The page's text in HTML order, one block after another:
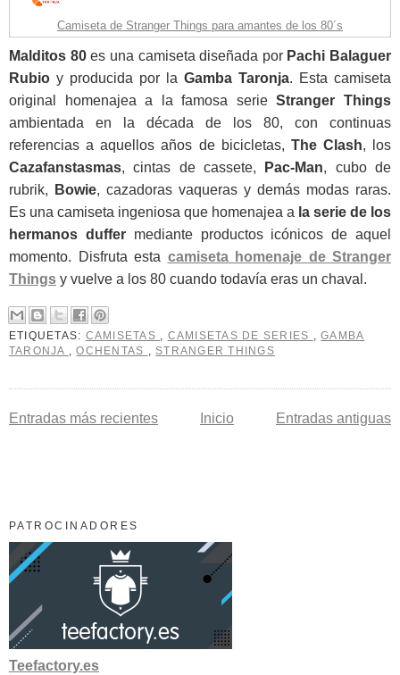
Camiseta de Stranger Things para amantes de los 80´s
Malditos 80es una camiseta diseñada por Pachi Balaguer
Rubio y producida por la Gamba Taronja. Esta camiseta
original homenajea a la famosa serieStranger Things
ambientada en la década de los 80, con continuas
referencias a aquellos años de bicicletas, The Clash, los
Cazafanstasmas, cintas de cassete, Pac-Man, cubo de
rubrik,
Bowie, cazadoras vaqueras y demás modas raras.
Es una camiseta ingeniosa que homenajea a la serie de los
hermanos duffermediante productos icónicos de aquel
momento. Disfruta esta camiseta homenaje de Stranger
Things y vuelve a los 80 cuando todavía eras un chaval.
ETIQUETAS: CAMISETAS CAMISETAS DE SERIES ,GAMBA
TARONJA
,OCHENTAS ,STRANGER THINGS
Entradas más recientes Entradas antiguas
Inicio
PATROCINADORES
Teefactory.es